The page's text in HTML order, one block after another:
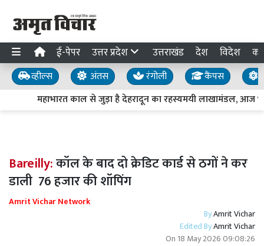
ई-पेपर उत्तर प्रदेश उत्तराखंड देश विदेश
व्हील्स अंतस रंगोली कैंपस
महाभारत काल से जुड़ा है देहरादून का रहस्यमयी लाखामंडल, आज
Bareilly:कॉल के बाद दो क्रेडिट कार्ड से ठगों ने कर
डाली 76 हजार की शॉपिंग
Amrit Vichar Network
ByAmrit Vichar
Edited ByAmrit Vichar
On 18 May 2026 09:08:26